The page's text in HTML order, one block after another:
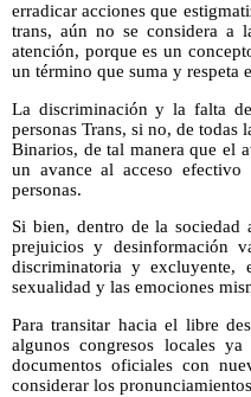
erradicar acciones que
trans, aún no se considera a
atención, porque es un
un término que suma y respeta
La discriminación y la falta
personas Trans, si no, de todas
Binarios, de tal manera que el
un avance al acceso
personas.
Si bien, dentro de la sociedad
prejuicios y desinformación
discriminatoria y excluyente,
sexualidad y las emociones
Para transitar hacia el libre
algunos congresos locales
documentos oficiales con
considerar los